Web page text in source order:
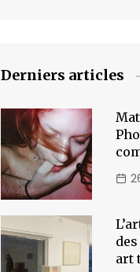
Derniers articles
art